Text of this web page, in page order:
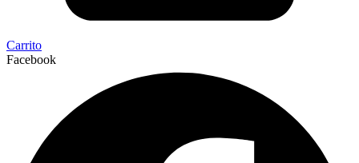
Carrito
Facebook